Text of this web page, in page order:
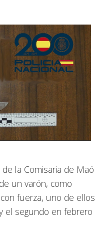
la Comisaria de Maó
un varón, como
fuerza, uno de ellos
el segundo en febrero